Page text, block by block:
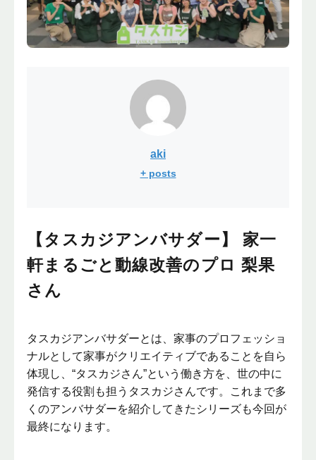
aki
+ posts
【タスカジアンバサダー】 家一
軒まるごと動線改善のプロ 梨果
さん
タスカジアンバサダーとは、家事のプロフェッショ
ナルとして家事がクリエイティブであることを自ら
体現し、“タスカジさん”という働き方を、世の中に
発信する役割も担うタスカジさんです。これまで多
くのアンバサダーを紹介してきたシリーズも今回が
最終になります。